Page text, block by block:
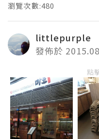
瀏覽次數:480
littlepurple
發佈於
點